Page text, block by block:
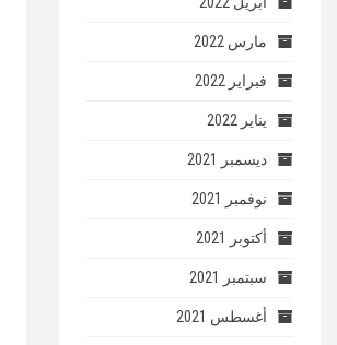
مارس 2022
فبراير 2022
يناير 2022
ديسمبر 2021
نوفمبر 2021
أكتوبر 2021
سبتمبر 2021
أغسطس 2021